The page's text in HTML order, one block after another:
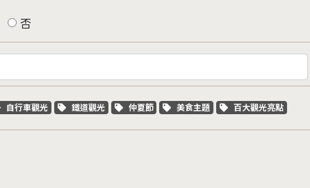
否
關鍵字標籤
自行車觀光 關鍵字標籤
鐵道觀光 關鍵字標籤
仲夏節 關鍵字標籤
美食主題 關鍵字標籤
百大觀光亮點